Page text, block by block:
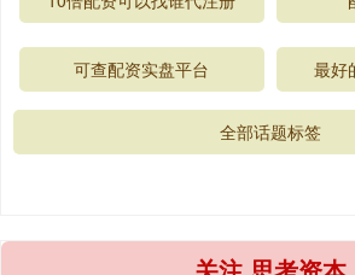
可查配资实盘平台 最好
全部话题标签